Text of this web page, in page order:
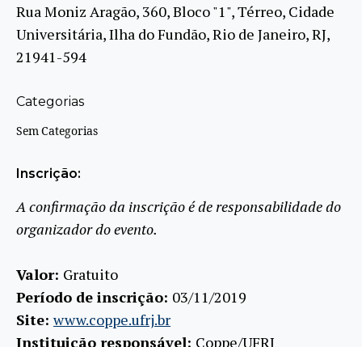
Rua Moniz Aragão, 360, Bloco "1", Térreo, Cidade
Universitária, Ilha do Fundão, Rio de Janeiro, RJ,
21941-594
Categorias
Sem Categorias
Inscrição:
A confirmação da inscrição é de responsabilidade do
organizador do evento.
Valor: Gratuito
Período de inscrição: 03/11/2019
Site:www.coppe.ufrj.br
Instituição responsável: Coppe/UFRJ